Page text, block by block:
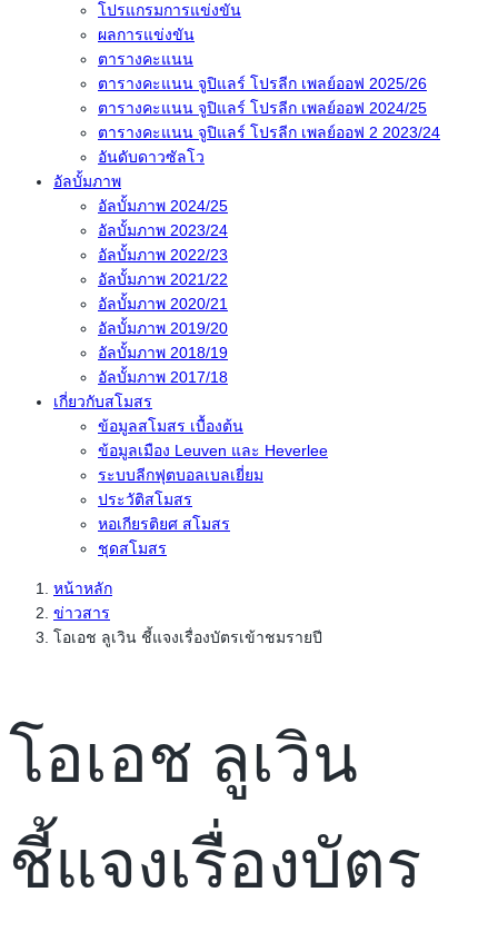
โปรแกรมการแข่งขัน
ผลการแข่งขัน
ตารางคะแนน
ตารางคะแนน จูปิแลร์ โปรลีก เพลย์ออฟ 2025/26
ตารางคะแนน จูปิแลร์ โปรลีก เพลย์ออฟ 2024/25
ตารางคะแนน จูปิแลร์ โปรลีก เพลย์ออฟ 2 2023/24
อันดับดาวซัลโว
อัลบั้มภาพ
อัลบั้มภาพ 2024/25
อัลบั้มภาพ 2023/24
อัลบั้มภาพ 2022/23
อัลบั้มภาพ 2021/22
อัลบั้มภาพ 2020/21
อัลบั้มภาพ 2019/20
อัลบั้มภาพ 2018/19
อัลบั้มภาพ 2017/18
เกี่ยวกับสโมสร
ข้อมูลสโมสร เบื้องต้น
ข้อมูลเมือง Leuven และ Heverlee
ระบบลีกฟุตบอลเบลเยี่ยม
ประวัติสโมสร
หอเกียรติยศ สโมสร
ชุดสโมสร
หน้าหลัก
ข่าวสาร
โอเอช ลูเวิน ชี้แจงเรื่องบัตรเข้าชมรายปี
โอเอช ลูเวิน
ชี้แจงเรื่องบัตร